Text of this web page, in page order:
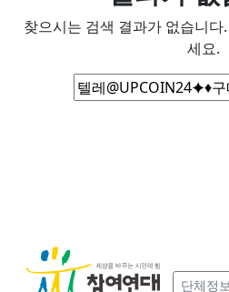
찾으시는 검색 결과가 없습니
세요.
검
색:
단체정